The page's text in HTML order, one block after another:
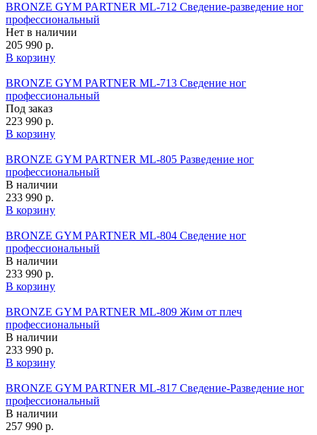
BRONZE GYM PARTNER ML-712 Сведение-разведение ног
профессиональный
Нет в наличии
205 990 р.
В корзину
BRONZE GYM PARTNER ML-713 Сведение ног
профессиональный
Под заказ
223 990 р.
В корзину
BRONZE GYM PARTNER ML-805 Разведение ног
профессиональный
В наличии
233 990 р.
В корзину
BRONZE GYM PARTNER ML-804 Сведение ног
профессиональный
В наличии
233 990 р.
В корзину
BRONZE GYM PARTNER ML-809 Жим от плеч
профессиональный
В наличии
233 990 р.
В корзину
BRONZE GYM PARTNER ML-817 Сведение-Разведение ног
профессиональный
В наличии
257 990 р.